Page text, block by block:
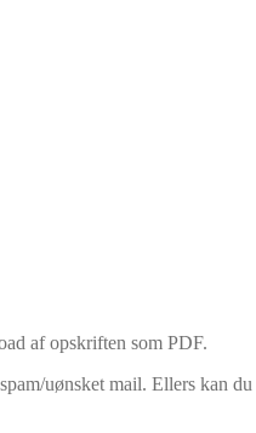
af opskriften som PDF.
uønsket mail. Ellers kan